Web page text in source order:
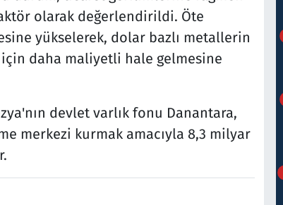
olarak değerlendirildi. Öte
yükselerek, dolar bazlı metallerin
daha maliyetli hale gelmesine
devlet varlık fonu Danantara,
merkezi kurmak amacıyla 8,3 milyar